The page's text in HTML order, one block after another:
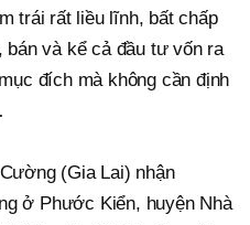
trái rất liều lĩnh, bất chấp
bán và kể cả đầu tư vốn ra
đích mà không cần định
(Gia Lai) nhận
ở Phước Kiển, huyện Nhà